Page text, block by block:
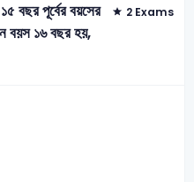
বছর পূর্বের বয়সের
বয়স ১৬ বছর হয়,
2 Exams